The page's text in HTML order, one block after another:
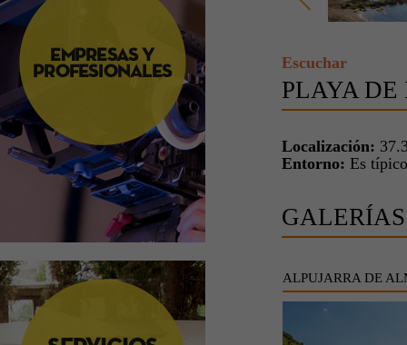
Escuchar
PLAYA DE
Localización:
Entorno: Es
ALPUJARRA DE